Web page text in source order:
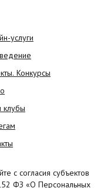
услуги
Конкурсы
с согласия субъектов
ФЗ «О Персональных